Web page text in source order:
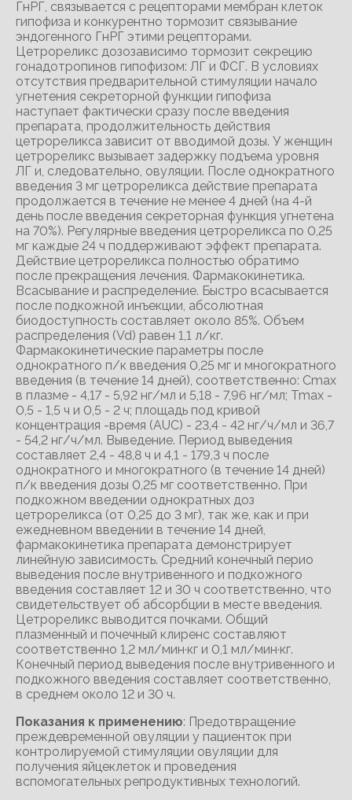
ГнРГ, связывается с рецепторами мембран клеток
гипофиза и конкурентно тормозит связывание
эндогенного ГнРГ этими рецепторами.
Цетрореликс дозозависимо тормозит секрецию
гонадотропинов гипофизом: ЛГ и ФСГ. В условиях
отсутствия предварительной стимуляции начало
угнетения секреторной функции гипофиза
наступает фактически сразу после введения
препарата, продолжительность действия
цетрореликса зависит от вводимой дозы. У женщин
цетрореликс вызывает задержку подъема уровня
ЛГ и, следовательно, овуляции. После однократного
введения 3 мг цетрореликса действие препарата
продолжается в течение не менее 4 дней (на 4-й
день после введения секреторная функция угнетена
на 70%). Регулярные введения цетрореликса по 0,25
мг каждые 24 ч поддерживают эффект препарата.
Действие цетрореликса полностью обратимо
после прекращения лечения. Фармакокинетика.
Всасывание и распределение. Быстро всасывается
после подкожной инъекции, абсолютная
биодоступность составляет около 85%. Объем
распределения (Vd) равен 1,1 л/кг.
Фармакокинетические параметры после
однократного п/к введения 0,25 мг и многократного
введения (в течение 14 дней), соответственно: Cmax
в плазме - 4,17 - 5,92 нг/мл и 5,18 - 7,96 нг/мл; Tmax -
0,5 - 1,5 ч и 0,5 - 2 ч; площадь под кривой
концентрация -время (AUC) - 23,4 - 42 нг/ч/мл и 36,7
- 54,2 нг/ч/мл. Выведение. Период выведения
составляет 2,4 - 48,8 ч и 4,1 - 179,3 ч после
однократного и многократного (в течение 14 дней)
п/к введения дозы 0,25 мг соответственно. При
подкожном введении однократных доз
цетрореликса (от 0,25 до 3 мг), так же, как и при
ежедневном введении в течение 14 дней,
фармакокинетика препарата демонстрирует
линейную зависимость. Средний конечный перио
выведения после внутривенного и подкожного
введения составляет 12 и 30 ч соответственно, что
свидетельствует об абсорбции в месте введения.
Цетрореликс выводится почками. Общий
плазменный и почечный клиренс составляют
соответственно 1,2 мл/мин·кг и 0,1 мл/мин·кг.
Конечный период выведения после внутривенного и
подкожного введения составляет соответственно,
в среднем около 12 и 30 ч.
Показания к применению: Предотвращение
преждевременной овуляции у пациенток при
контролируемой стимуляции овуляции для
получения яйцеклеток и проведения
вспомогательных репродуктивных технологий.